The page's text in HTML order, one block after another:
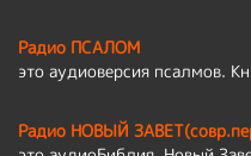
Радио ПСАЛОМ
это аудиоверсия псалмов.
Радио НОВЫЙ